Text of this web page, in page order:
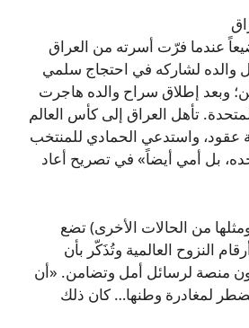
عندما فرّت أسرته من العراق
اعتقال والده لشاركه في احتجاج سلمي
وبعد إطلاق سراح والده هاجرت
تأهل العراق إلى كأس العالم
عقود، واستدعي الحمادي للمنتخب
بل أمي أيضاً» في تصريح أعاد
من الحالات الأخرى) تضع
النزوح العالمية وتُذَكّر بأن
منصة لرسائل أمل وتضامن. «أن
لمغادرة وطنها… كان ذلك